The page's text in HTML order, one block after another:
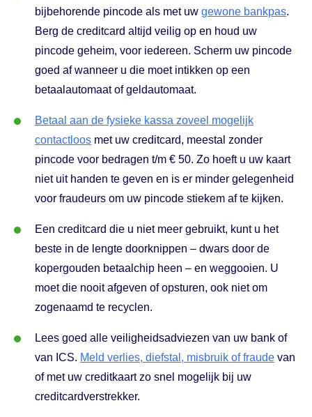
bijbehorende pincode als met uw gewone bankpas.
Berg de creditcard altijd veilig op en houd uw
pincode geheim, voor iedereen. Scherm uw pincode
goed af wanneer u die moet intikken op een
betaalautomaat of geldautomaat.
Betaal aan de fysieke kassa zoveel mogelijk
contactloos met uw creditcard, meestal zonder
pincode voor bedragen t/m € 50. Zo hoeft u uw kaart
niet uit handen te geven en is er minder gelegenheid
voor fraudeurs om uw pincode stiekem af te kijken.
Een creditcard die u niet meer gebruikt, kunt u het
beste in de lengte doorknippen – dwars door de
kopergouden betaalchip heen – en weggooien. U
moet die nooit afgeven of opsturen, ook niet om
zogenaamd te recyclen.
Lees goed alle veiligheidsadviezen van uw bank of
van ICS. Meld verlies, diefstal, misbruik of fraude van
of met uw creditkaart zo snel mogelijk bij uw
creditcardverstrekker.